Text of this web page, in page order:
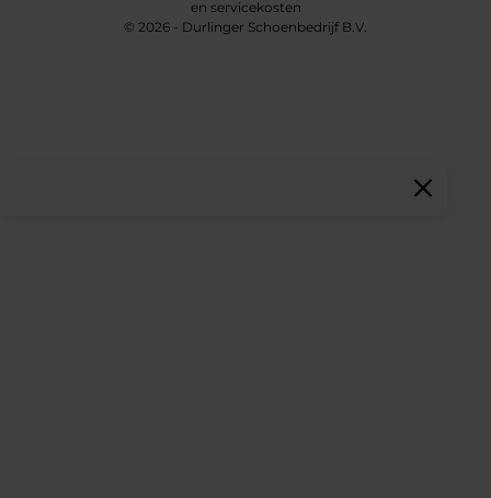
en servicekosten
© 2026 - Durlinger Schoenbedrijf B.V.